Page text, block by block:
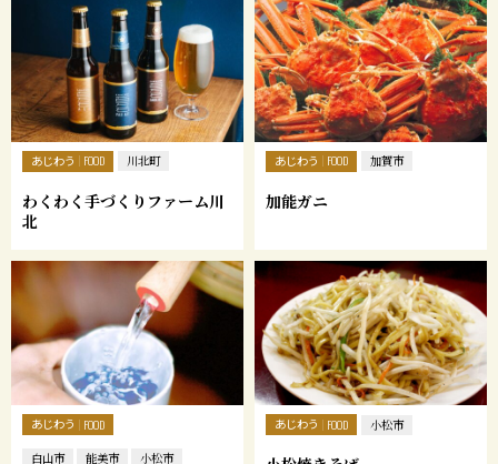
あじわう FOOD 川北町
わくわく手づくりファーム川
北
あじわう FOOD 加賀市
加能ガニ
あじわう FOOD
白山市 能美市 小松市
あじわう FOOD 小松市